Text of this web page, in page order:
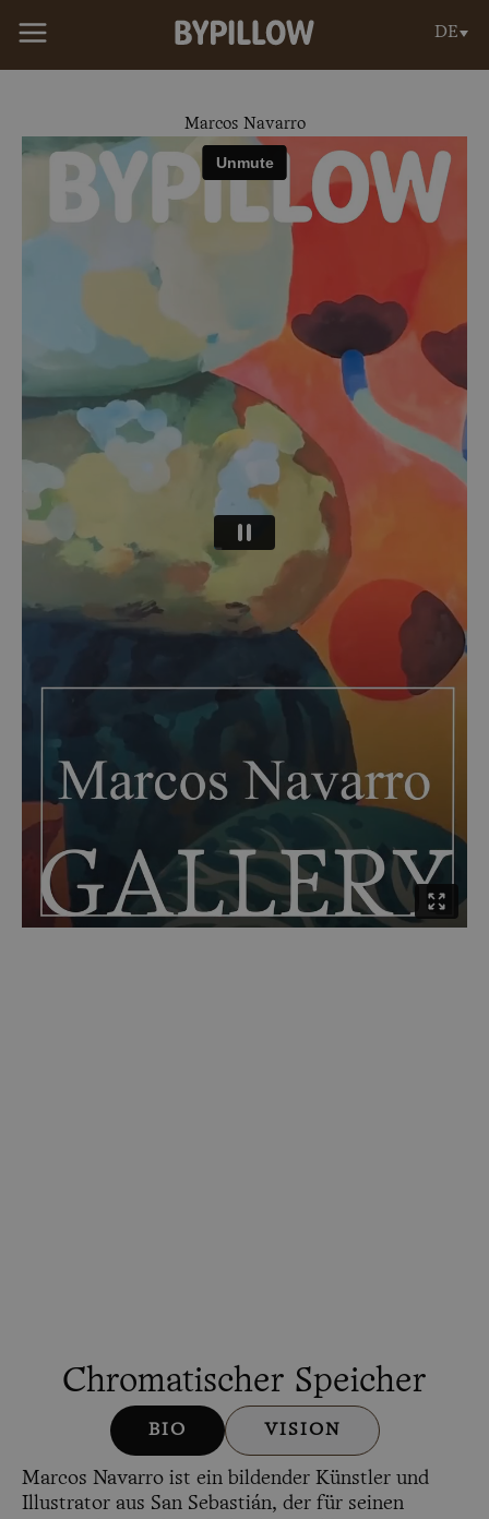
Inhalt
DE
Marcos Navarro
Chromatischer Speicher
BIO VISION
Marcos Navarro ist ein bildender Künstler und
Illustrator aus San Sebastián, der für seinen